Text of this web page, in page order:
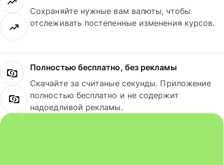
Сохраняйте нужные вам валюты, чтобы
отслеживать постепенные изменения курсов.
Полностью бесплатно, без рекламы
Скачайте за считаные секунды. Приложение
полностью бесплатно и не содержит
надоедливой рекламы.